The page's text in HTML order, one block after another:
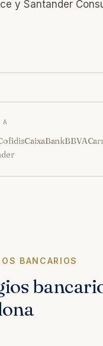
y Santander
A
CaixaBankBBVA
BANCARIOS